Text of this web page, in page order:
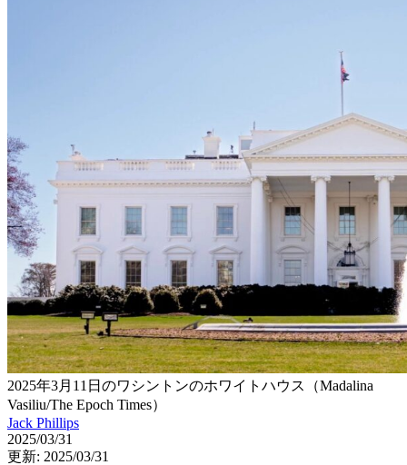
2025年3月11日のワシントンのホワイトハウス（Madalina
Vasiliu/The Epoch Times）
Jack Phillips
2025/03/31
更新: 2025/03/31